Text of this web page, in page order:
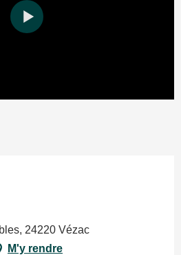
24220 Vézac
M'y rendre